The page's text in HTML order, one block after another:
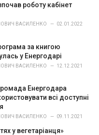
роботу кабінет
ВАСИЛЕНКО 02.01.2022
за книгою
у Енергодарі
ВАСИЛЕНКО 12.12.2021
Енергодара
всі доступні
ВАСИЛЕНКО 09.11.2021
у вегетаріанця»